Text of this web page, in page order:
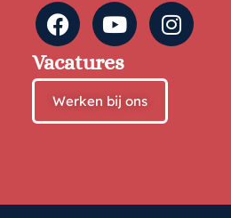
Vacatures
Werken bij ons